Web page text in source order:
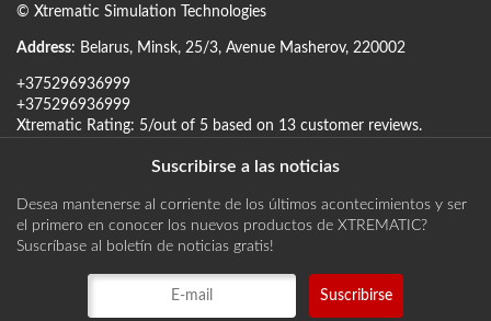
© Xtrematic Simulation Technologies
Address: Belarus, Minsk, 25/3, Avenue Masherov, 220002
+375296936999
+375296936999
Xtrematic Rating: 5/out of 5 based on 13 customer reviews.
Suscribirse a las noticias
Desea mantenerse al corriente de los últimos acontecimientos y ser
el primero en conocer los nuevos productos de XTREMATIC?
Suscríbase al boletín de noticias gratis!